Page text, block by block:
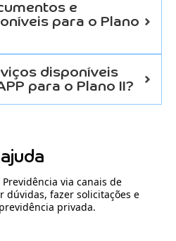
e
para o Plano
disponíveis
para o Plano II?
via canais de
dúvidas, fazer solicitações e
privada.